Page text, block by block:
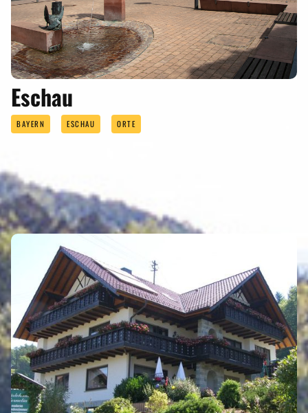
Eschau
BAYERN ESCHAU ORTE
ÜBERNACHTEN
Eigenen Eintrag kostenlos erstellen >